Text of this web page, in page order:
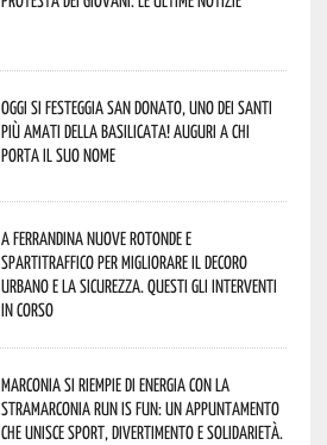
Oggi si festeggia San Donato, uno dei Santi
più amati della Basilicata! Auguri a chi
porta il suo nome
A Ferrandina nuove rotonde e
spartitraffico per migliorare il decoro
urbano e la sicurezza. Questi gli interventi
in corso
Marconia si riempie di energia con la
StraMarconia Run is Fun: un appuntamento
che unisce sport, divertimento e solidarietà.